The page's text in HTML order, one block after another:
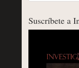
Suscríbete a